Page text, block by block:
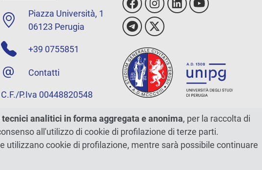
Piazza Università, 1
06123 Perugia
+39 0755851
Contatti
C.F./P.Iva 00448820548
analitici in forma aggregata e anonima, per la raccolta di
all'utilizzo di cookie di profilazione di terze parti.
utilizzano cookie di profilazione, mentre sarà possibile continuare